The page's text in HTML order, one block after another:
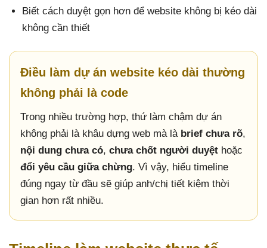
Biết cách duyệt gọn hơn để website không bị kéo dài
không cần thiết
Điều làm dự án website kéo dài thường
không phải là code
Trong nhiều trường hợp, thứ làm chậm dự án
không phải là khâu dựng web mà là brief chưa rõ,
nội dung chưa có, chưa chốt người duyệt hoặc
đổi yêu cầu giữa chừng. Vì vậy, hiểu timeline
đúng ngay từ đầu sẽ giúp anh/chị tiết kiệm thời
gian hơn rất nhiều.